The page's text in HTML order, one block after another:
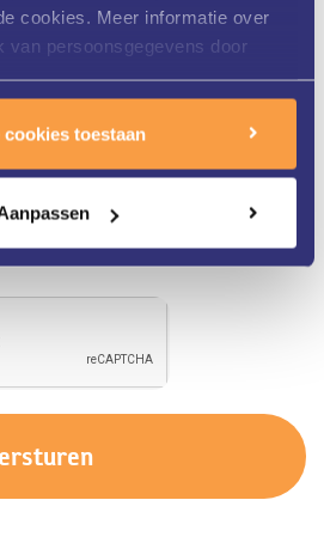
cookies. Meer informatie over
van persoonsgegevens door
cookies toestaan